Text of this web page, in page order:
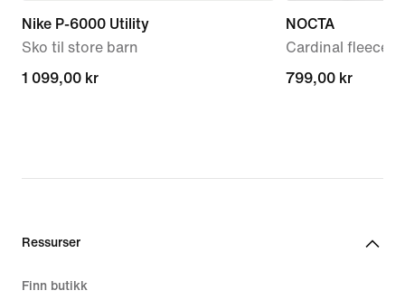
Nike P-6000 Utility
Sko til store barn
1 099,00 kr
1 099,00 kr
NOCTA
Cardinal
799,00 kr
799,00 kr
Ressurser
Finn butikk